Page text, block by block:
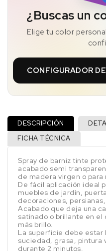
¿Buscas un
Elige tu color
CONFIGURADOR
DESCRIPCIÓN
FICHA TÉCNICA
Spray de barniz tinte
acabado semi
de madera virgen o
De fácil aplicación ideal
muebles de jardín,
decoraciones,
Acabado que deja una
satinado o brillante en el
más brillo.
La superficie debe estar
suciedad, grasa, pintura
durante 2 minutos.